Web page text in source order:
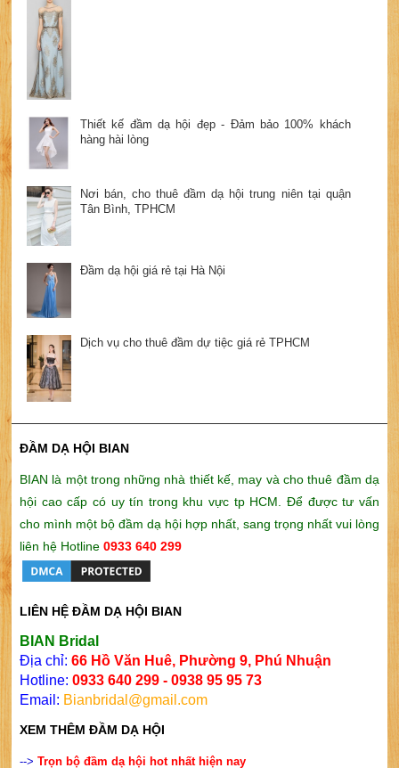
Thiết kế đầm dạ hội đẹp - Đảm bảo 100% khách
hàng hài lòng
Nơi bán, cho thuê đầm dạ hội trung niên tại quận
Tân Bình, TPHCM
Đầm dạ hội giá rẻ tại Hà Nội
Dịch vụ cho thuê đầm dự tiệc giá rẻ TPHCM
ĐẦM DẠ HỘI BIAN
BIAN là một trong những nhà thiết kế, may và cho thuê đầm dạ
hội cao cấp có uy tín trong khu vực tp HCM. Để được tư vấn
cho mình một bộ đầm dạ hội hợp nhất, sang trọng nhất vui lòng
liên hệ Hotline 0933 640 299
LIÊN HỆ ĐẦM DẠ HỘI BIAN
BIAN Bridal
Địa chỉ: 66 Hồ Văn Huê, Phường 9, Phú Nhuận
Hotline: 0933 640 299 - 0938 95 95 73
Email: Bianbridal@gmail.com
XEM THÊM ĐẦM DẠ HỘI
--> Trọn bộ đầm dạ hội hot nhất hiện nay